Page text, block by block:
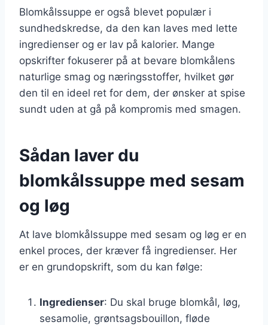
Blomkålssuppe er også blevet populær i
sundhedskredse, da den kan laves med lette
ingredienser og er lav på kalorier. Mange
opskrifter fokuserer på at bevare blomkålens
naturlige smag og næringsstoffer, hvilket gør
den til en ideel ret for dem, der ønsker at spise
sundt uden at gå på kompromis med smagen.
Sådan laver du
blomkålssuppe med sesam
og løg
At lave blomkålssuppe med sesam og løg er en
enkel proces, der kræver få ingredienser. Her
er en grundopskrift, som du kan følge:
Ingredienser: Du skal bruge blomkål, løg,
sesamolie, grøntsagsbouillon, fløde